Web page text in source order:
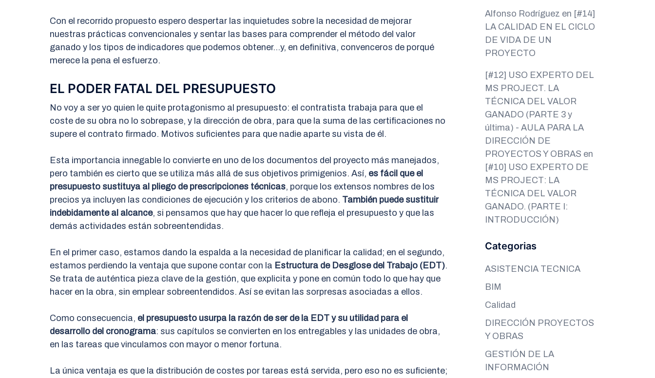
Con el recorrido propuesto espero despertar las inquietudes sobre la necesidad de mejorar
nuestras prácticas convencionales y sentar las bases para comprender el método del valor
ganado y los tipos de indicadores que podemos obtener…y, en definitiva, convenceros de porqué
merece la pena el esfuerzo.
EL PODER FATAL DEL PRESUPUESTO
No voy a ser yo quien le quite protagonismo al presupuesto: el contratista trabaja para que el
coste de su obra no lo sobrepase, y la dirección de obra, para que la suma de las certificaciones no
supere el contrato firmado. Motivos suficientes para que nadie aparte su vista de él.
Esta importancia innegable lo convierte en uno de los documentos del proyecto más manejados,
pero también es cierto que se utiliza más allá de sus objetivos primigenios. Así, es fácil que el
presupuesto sustituya al pliego de prescripciones técnicas, porque los extensos nombres de los
precios ya incluyen las condiciones de ejecución y los criterios de abono. También puede sustituir
indebidamente al alcance, si pensamos que hay que hacer lo que refleja el presupuesto y que las
demás actividades están sobreentendidas.
En el primer caso, estamos dando la espalda a la necesidad de planificar la calidad; en el segundo,
estamos perdiendo la ventaja que supone contar con la Estructura de Desglose del Trabajo (EDT).
Se trata de auténtica pieza clave de la gestión, que explicita y pone en común todo lo que hay que
hacer en la obra, sin emplear sobreentendidos. Así se evitan las sorpresas asociadas a ellos.
Como consecuencia, el presupuesto usurpa la razón de ser de la EDT y su utilidad para el
desarrollo del cronograma: sus capítulos se convierten en los entregables y las unidades de obra,
en las tareas que vinculamos con mayor o menor fortuna.
La única ventaja es que la distribución de costes por tareas está servida, pero eso no es suficiente;
Alfonso Rodríguez en [#14]
LA CALIDAD EN EL CICLO
DE VIDA DE UN
PROYECTO
[#12] USO EXPERTO DEL
MS PROJECT. LA
TÉCNICA DEL VALOR
GANADO (PARTE 3 y
última) - AULA PARA LA
DIRECCIÓN DE
PROYECTOS Y OBRAS en
[#10] USO EXPERTO DE
MS PROJECT: LA
TÉCNICA DEL VALOR
GANADO. (PARTE I:
INTRODUCCIÓN)
Categorias
ASISTENCIA TECNICA
BIM
Calidad
DIRECCIÓN PROYECTOS
Y OBRAS
GESTIÓN DE LA
INFORMACIÓN